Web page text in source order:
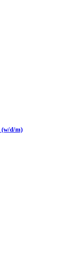
(w/d/m)